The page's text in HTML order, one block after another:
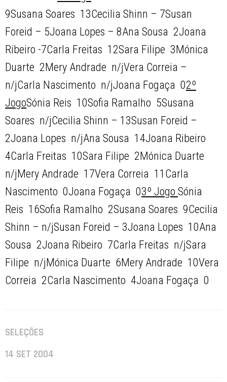
9Susana Soares  13Cecilia Shinn – 7Susan
Foreid – 5Joana Lopes – 8Ana Sousa  2Joana
Ribeiro -7Carla Freitas  12Sara Filipe  3Mónica
Duarte  2Mery Andrade  n/jVera Correia –
n/jCarla Nascimento  n/jJoana Fogaça  02º
JogoSónia Reis  10Sofia Ramalho  5Susana
Soares  n/jCecilia Shinn – 13Susan Foreid –
2Joana Lopes  n/jAna Sousa  14Joana Ribeiro 
4Carla Freitas  10Sara Filipe  2Mónica Duarte 
n/jMery Andrade  17Vera Correia  11Carla
Nascimento  0Joana Fogaça  03º JogoSónia
Reis  16Sofia Ramalho  2Susana Soares  9Cecilia
Shinn – n/jSusan Foreid – 3Joana Lopes  10Ana
Sousa  2Joana Ribeiro  7Carla Freitas  n/jSara
Filipe  n/jMónica Duarte  6Mery Andrade  10Vera
Correia  2Carla Nascimento  4Joana Fogaça  0
SELEÇÕES
14 SET 2004